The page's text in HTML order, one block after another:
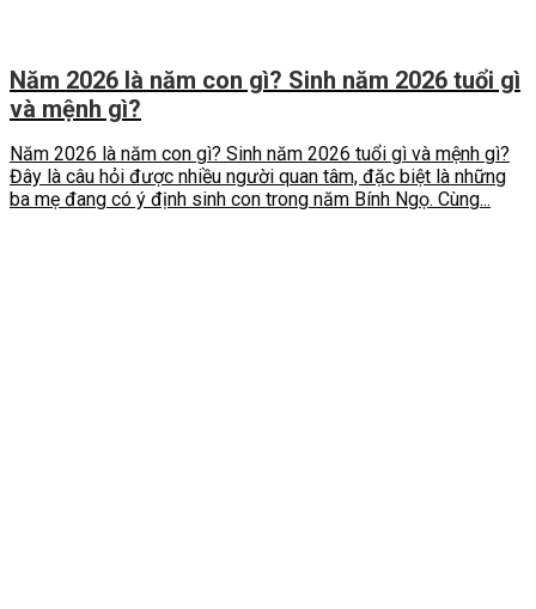
Năm 2026 là năm con gì? Sinh năm 2026 tuổi gì
và mệnh gì?
Năm 2026 là năm con gì? Sinh năm 2026 tuổi gì và mệnh gì?
Đây là câu hỏi được nhiều người quan tâm, đặc biệt là những
ba mẹ đang có ý định sinh con trong năm Bính Ngọ. Cùng...